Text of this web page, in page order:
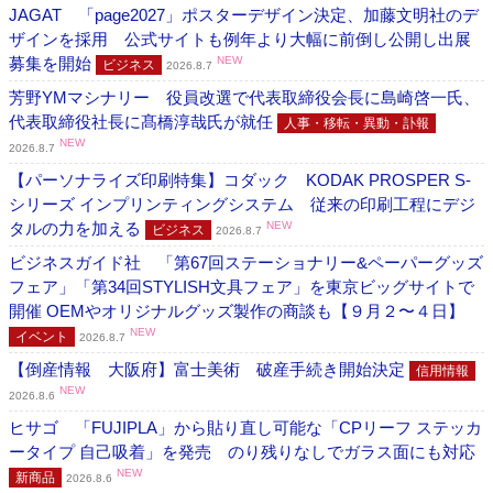
JAGAT 「page2027」ポスターデザイン決定、加藤文明社のデ
ザインを採用 公式サイトも例年より大幅に前倒し公開し出展
募集を開始
ビジネス 2026.8.7 NEW
芳野YMマシナリー 役員改選で代表取締役会長に島崎啓一氏、
代表取締役社長に髙橋淳哉氏が就任
人事・移転・異動・訃報
2026.8.7 NEW
【パーソナライズ印刷特集】コダック KODAK PROSPER S-
シリーズ インプリンティングシステム 従来の印刷工程にデジ
タルの力を加える
ビジネス 2026.8.7 NEW
ビジネスガイド社 「第67回ステーショナリー&ペーパーグッズ
フェア」「第34回STYLISH文具フェア」を東京ビッグサイトで
開催 OEMやオリジナルグッズ製作の商談も【９月２〜４日】
イベント 2026.8.7 NEW
【倒産情報 大阪府】富士美術 破産手続き開始決定 信用情報
2026.8.6 NEW
ヒサゴ 「FUJIPLA」から貼り直し可能な「CPリーフ ステッカ
ータイプ 自己吸着」を発売 のり残りなしでガラス面にも対応
新商品 2026.8.6 NEW